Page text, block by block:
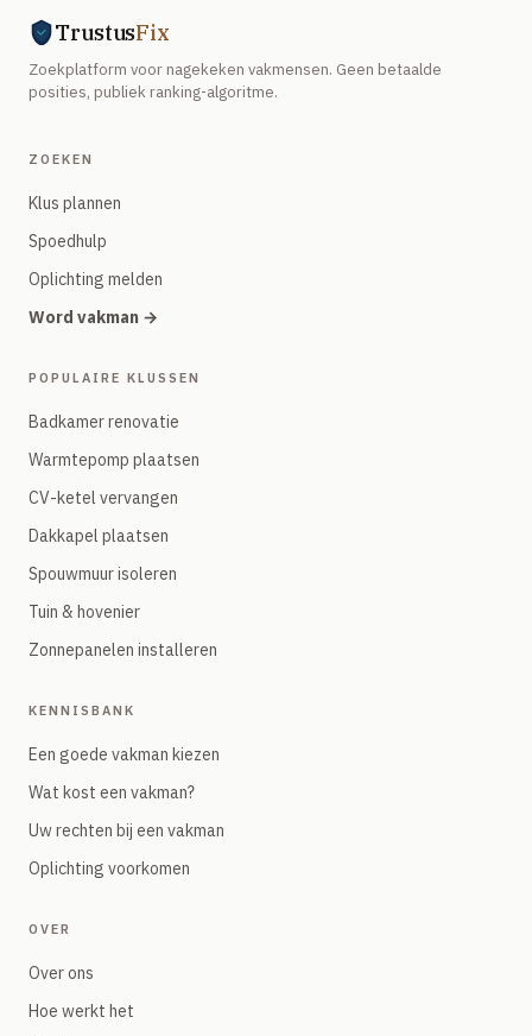
TrustusFix
Zoekplatform voor nagekeken vakmensen. Geen betaalde
posities, publiek ranking-algoritme.
ZOEKEN
Klus plannen
Spoedhulp
Oplichting melden
Word vakman →
POPULAIRE KLUSSEN
Badkamer renovatie
Warmtepomp plaatsen
CV-ketel vervangen
Dakkapel plaatsen
Spouwmuur isoleren
Tuin & hovenier
Zonnepanelen installeren
KENNISBANK
Een goede vakman kiezen
Wat kost een vakman?
Uw rechten bij een vakman
Oplichting voorkomen
OVER
Over ons
Hoe werkt het